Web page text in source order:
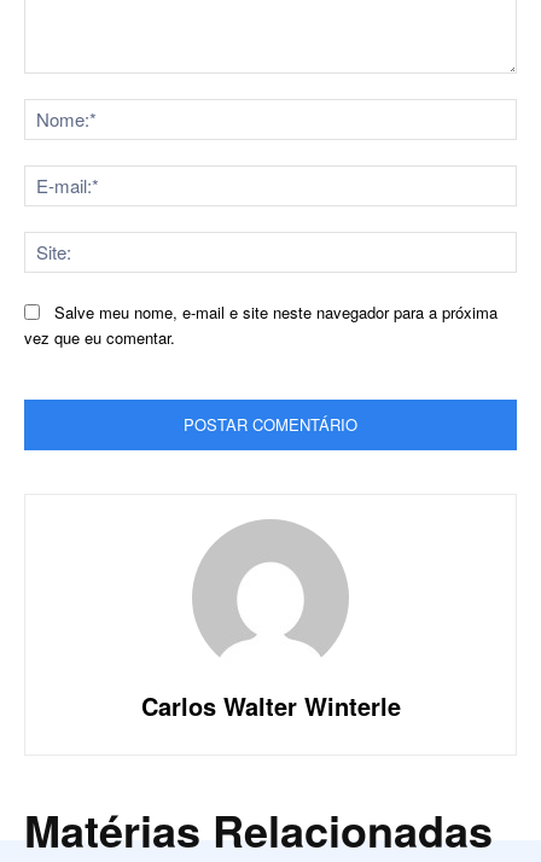
Salve meu nome, e-mail e site neste navegador para a próxima
vez que eu comentar.
Carlos Walter Winterle
Matérias Relacionadas